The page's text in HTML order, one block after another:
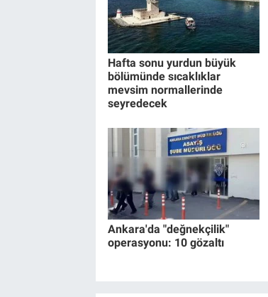
Hafta sonu yurdun büyük
bölümünde sıcaklıklar
mevsim normallerinde
seyredecek
Ankara'da "değnekçilik"
operasyonu: 10 gözaltı